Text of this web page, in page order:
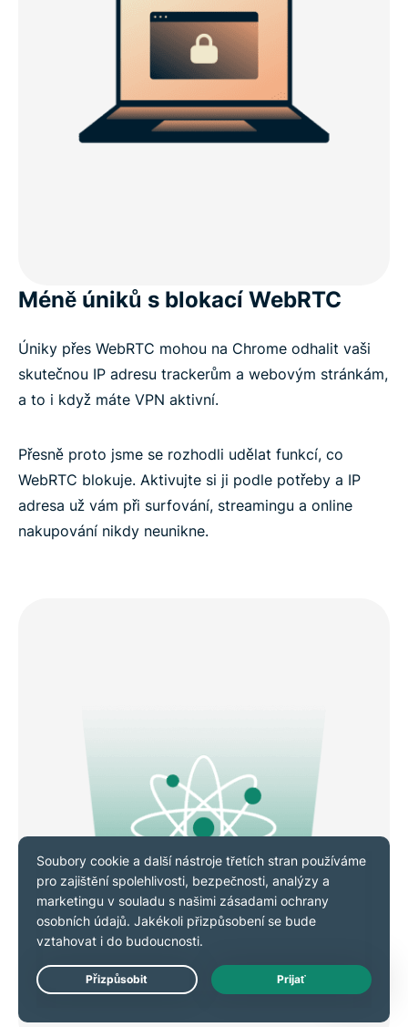
Méně úniků s blokací WebRTC
Úniky přes WebRTC mohou na Chrome odhalit vaši
skutečnou IP adresu trackerům a webovým stránkám,
a to i když máte VPN aktivní.
Přesně proto jsme se rozhodli udělat funkcí, co
WebRTC blokuje. Aktivujte si ji podle potřeby a IP
adresa už vám při surfování, streamingu a online
nakupování nikdy neunikne.
Live Chat